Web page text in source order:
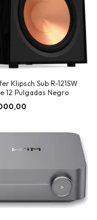
Klipsch Sub R-121SW
12 Pulgadas Negro